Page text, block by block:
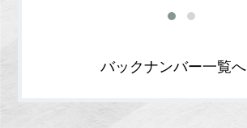
バックナンバー一覧へ